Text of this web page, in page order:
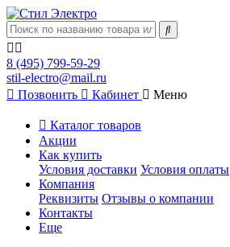
8 (495) 799-59-29
stil-electro@mail.ru
Позвонить
Кабинет Меню
Каталог товаров
Акции
Как купить
Условия доставки Условия оплаты
Компания
Реквизиты Отзывы о компании
Контакты
Еще